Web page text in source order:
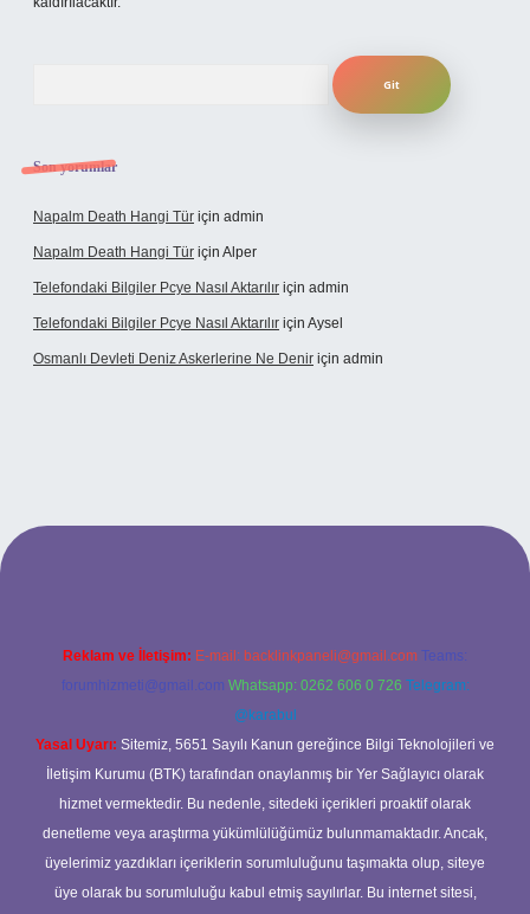
Son yorumlar
Napalm Death Hangi Tür için admin
Napalm Death Hangi Tür için Alper
Telefondaki Bilgiler Pcye Nasıl Aktarılır için admin
Telefondaki Bilgiler Pcye Nasıl Aktarılır için Aysel
Osmanlı Devleti Deniz Askerlerine Ne Denir için admin
giriş
Reklam ve İletişim: E-mail: backlinkpaneli@gmail.com Teams:
forumhizmeti@gmail.com Whatsapp: 0262 606 0 726 Telegram:
@karabul
Yasal Uyarı: Sitemiz, 5651 Sayılı Kanun gereğince Bilgi Teknolojileri ve
İletişim Kurumu (BTK) tarafından onaylanmış bir Yer Sağlayıcı olarak
hizmet vermektedir. Bu nedenle, sitedeki içerikleri proaktif olarak
denetleme veya araştırma yükümlülüğümüz bulunmamaktadır. Ancak,
üyelerimiz yazdıkları içeriklerin sorumluluğunu taşımakta olup, siteye
üye olarak bu sorumluluğu kabul etmiş sayılırlar. Bu internet sitesi,